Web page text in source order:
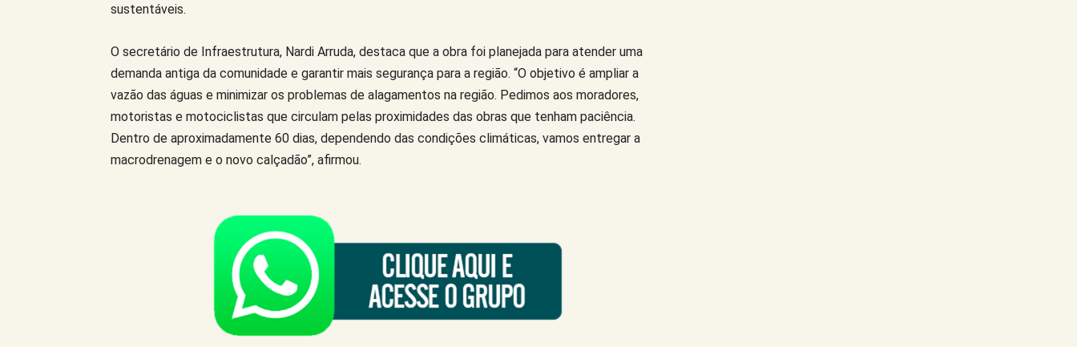
sustentáveis.
O secretário de Infraestrutura, Nardi Arruda, destaca que a obra foi planejada para atender uma
demanda antiga da comunidade e garantir mais segurança para a região. “O objetivo é ampliar a
vazão das águas e minimizar os problemas de alagamentos na região. Pedimos aos moradores,
motoristas e motociclistas que circulam pelas proximidades das obras que tenham paciência.
Dentro de aproximadamente 60 dias, dependendo das condições climáticas, vamos entregar a
macrodrenagem e o novo calçadão”, afirmou.